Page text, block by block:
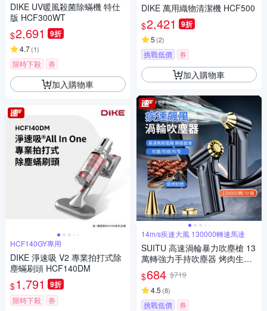
DIKE UV暖風殺菌除蟎機 特仕
版 HCF300WT
$2,691 9折
4.7(1)
限時下殺 券
加入購物車
HCF140GY專用
DIKE 淨速吸 V2 專業拍打式除
塵蟎刷頭 HCF140DM
$1,791 9折
限時下殺 券
DIKE 萬用織物清潔機 HCF500
$2,421 9折
5 (2)
挑戰低價 券
加入購物車
14m/s疾速大風 130000轉速馬達
SUITU 高速渦輪暴力吹塵槍 13
萬轉強力手持吹塵器 烤肉生火
戶外吹氣泵
$684 $719
4.5 (8)
挑戰低價 券